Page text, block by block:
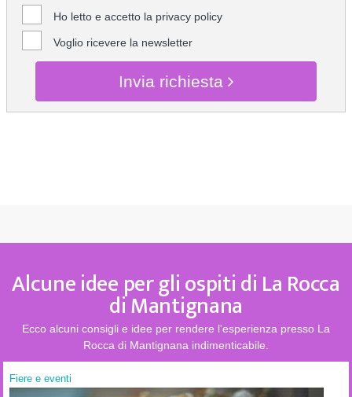
Ho letto e accetto la privacy policy
Voglio ricevere la newsletter
Invia richiesta
Alcune idee per gli ospiti di La Rocca
di Mantignana
Ecco alcuni consigli e idee per rendere l'esperienza presso La
Rocca di Mantignana indimenticabile.
Fiere e eventi